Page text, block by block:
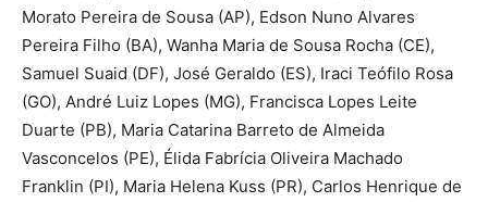
Morato Pereira de Sousa (AP), Edson Nuno Alvares
Pereira Filho (BA), Wanha Maria de Sousa Rocha (CE),
Samuel Suaid (DF), José Geraldo (ES), Iraci Teófilo Rosa
(GO), André Luiz Lopes (MG), Francisca Lopes Leite
Duarte (PB), Maria Catarina Barreto de Almeida
Vasconcelos (PE), Élida Fabrícia Oliveira Machado
Franklin (PI), Maria Helena Kuss (PR), Carlos Henrique de